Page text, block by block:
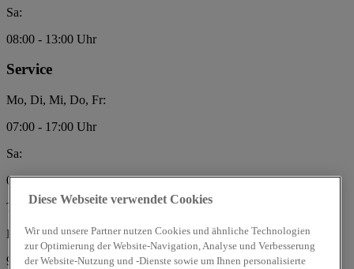
Sa:
08:00 - 13:00 Uhr
Service
Mo, Di, Mi, Do, Fr:
07:00 - 17:00 Uhr
Sa:
08:00 - 12:00 Uhr
Thomas Breu e.K.
Bgm.-Schwinghammer-Str.8
93413 Cham
Diese Webseite verwendet Cookies
Wir und unsere Partner nutzen Cookies und ähnliche Technologien
zur Optimierung der Website-Navigation, Analyse und Verbesserung
der Website-Nutzung und -Dienste sowie um Ihnen personalisierte